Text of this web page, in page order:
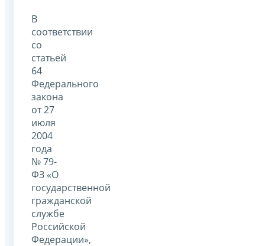
В
соответствии
со
статьей
64
Федерального
закона
от 27
июля
2004
года
№ 79-
ФЗ «О
государственной
гражданской
службе
Российской
Федерации»,